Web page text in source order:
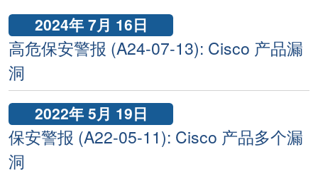
2024年 7月 16日
高危保安警报 (A24-07-13): Cisco 产品漏
洞
2022年 5月 19日
保安警报 (A22-05-11): Cisco 产品多个漏
洞